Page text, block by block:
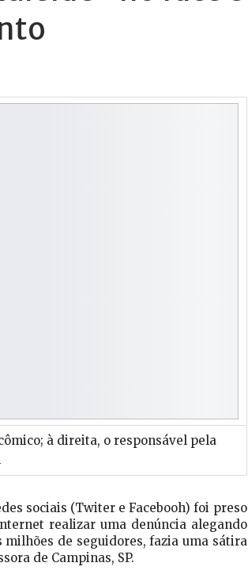
à direita, o responsável pela
sociais (Twiter e Facebooh) foi preso
realizar uma denúncia alegando
de seguidores, fazia uma sátira
de Campinas, SP.